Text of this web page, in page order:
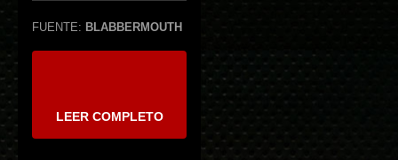
FUENTE: BLABBERMOUTH
LEER COMPLETO